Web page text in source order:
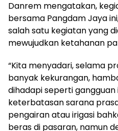
Danrem mengatakan,
bersama Pangdam Jaya
salah satu kegiatan yang
mewujudkan ketahanan
“Kita menyadari, selama
banyak kekurangan,
dihadapi seperti
keterbatasan sarana
pengairan atau irigasi
beras di pasaran, namun